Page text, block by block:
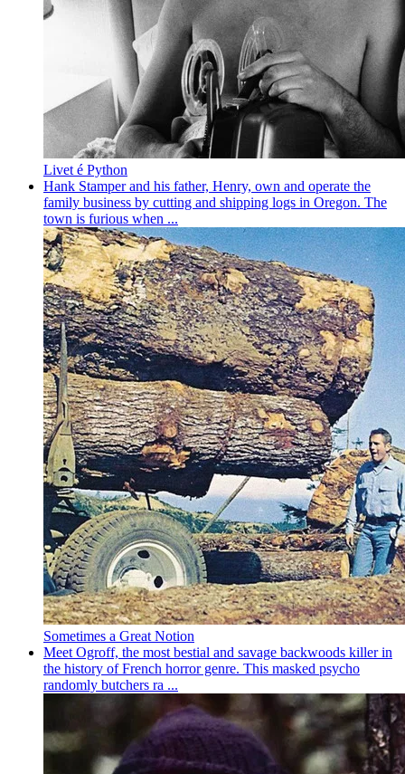
Livet é Python
Hank Stamper and his father, Henry, own and operate the
family business by cutting and shipping logs in Oregon. The
town is furious when ...
Sometimes a Great Notion
Meet Ogroff, the most bestial and savage backwoods killer in
the history of French horror genre. This masked psycho
randomly butchers ra ...